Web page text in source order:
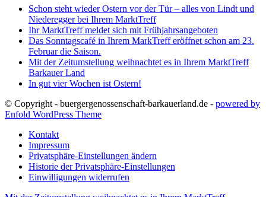
Schon steht wieder Ostern vor der Tür – alles von Lindt und
Niederegger bei Ihrem MarktTreff
Ihr MarktTreff meldet sich mit Frühjahrsangeboten
Das Sonntagscafé in Ihrem MarkTreff eröffnet schon am 23.
Februar die Saison.
Mit der Zeitumstellung weihnachtet es in Ihrem MarktTreff
Barkauer Land
In gut vier Wochen ist Ostern!
© Copyright - buergergenossenschaft-barkauerland.de - powered by
Enfold WordPress Theme
Kontakt
Impressum
Privatsphäre-Einstellungen ändern
Historie der Privatsphäre-Einstellungen
Einwilligungen widerrufen